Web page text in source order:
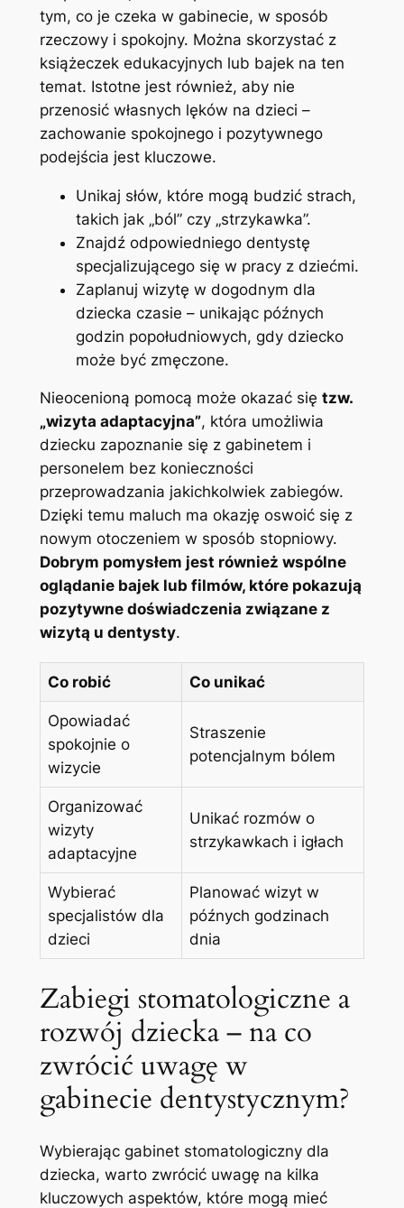
tym, co je czeka w gabinecie, w sposób
rzeczowy i spokojny. Można skorzystać z
książeczek edukacyjnych lub bajek na ten
temat. Istotne jest również, aby nie
przenosić własnych lęków na dzieci –
zachowanie spokojnego i pozytywnego
podejścia jest kluczowe.
Unikaj słów, które mogą budzić strach,
takich jak „ból” czy „strzykawka”.
Znajdź odpowiedniego dentystę
specjalizującego się w pracy z dziećmi.
Zaplanuj wizytę w dogodnym dla
dziecka czasie – unikając późnych
godzin popołudniowych, gdy dziecko
może być zmęczone.
Nieocenioną pomocą może okazać się tzw.
„wizyta adaptacyjna”, która umożliwia
dziecku zapoznanie się z gabinetem i
personelem bez konieczności
przeprowadzania jakichkolwiek zabiegów.
Dzięki temu maluch ma okazję oswoić się z
nowym otoczeniem w sposób stopniowy.
Dobrym pomysłem jest również wspólne
oglądanie bajek lub filmów, które pokazują
pozytywne doświadczenia związane z
wizytą u dentysty.
Co robić Co unikać
Opowiadać
spokojnie o
wizycie
Straszenie
potencjalnym bólem
Organizować
wizyty
adaptacyjne
Unikać rozmów o
strzykawkach i igłach
Wybierać
specjalistów dla
dzieci
Planować wizyt w
późnych godzinach
dnia
Zabiegi stomatologiczne a
rozwój dziecka – na co
zwrócić uwagę w
gabinecie dentystycznym?
Wybierając gabinet stomatologiczny dla
dziecka, warto zwrócić uwagę na kilka
kluczowych aspektów, które mogą mieć